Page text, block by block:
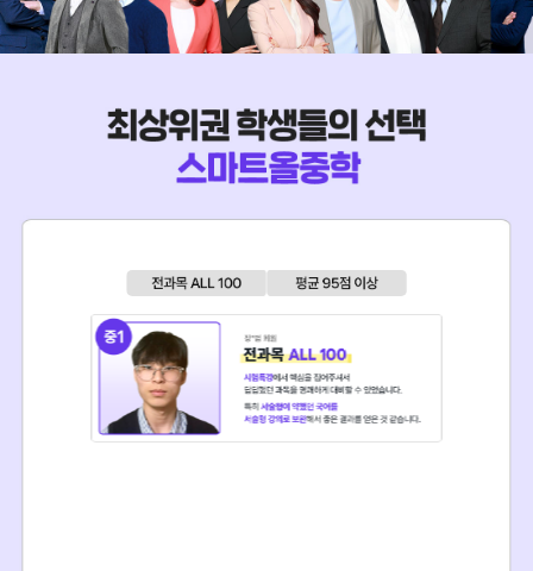
- (우편번호 : 10881) 경기도 파주시 문발로77(문발동) 웅진씽크빅
물류센터
(☎1577-1500)에 반납 일시, 해당 택배사명, 송장번호 등을 고지
해야 합니다.
체험 패키지 반납에 관한 기타사항 등은 고객센터에 문의하면 자세
536,000원 / 북패드(충전기 포함) 448,000원 + 키보드 거치대
무료체험 기간동안 제공받은 체험패키지의 파손 또는 하자가 발생
한 경우 즉시 고객센터에 해당 내용 통보 후 위 표의 처리 기준에
따라 배상해야 합니다.
아래의 경우 패키지 일체 정가금액(536,000원)을 고객에게 청구
할 수 있습니다.
(1)변경된 고객 정보(주소, 연락처 등)나 수거지정보를 회사 혹은
고객센터로 고지하지 않아, 체험 패키지를 임의로 방치∙분실한
- 무료체험 기기 배송 및 회수
- 정회원 전환시 체험기간 받은 보상 부여
항목 : 학부모 성명, 연락처, 자녀 학년
보유 및 이용기간 :상담 신청일로부터 1년 또는 무료체험 종료일로
부터 1년 (기타 관련 법령 및 개인정보처리방침에 따름)